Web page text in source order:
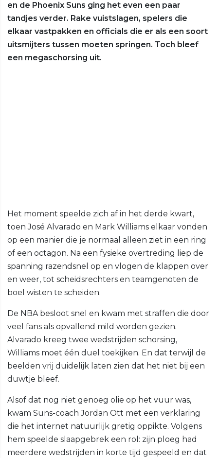
en de Phoenix Suns ging het even een paar
tandjes verder. Rake vuistslagen, spelers die
elkaar vastpakken en officials die er als een soort
uitsmijters tussen moeten springen. Toch bleef
een megaschorsing uit.
Het moment speelde zich af in het derde kwart,
toen José Alvarado en Mark Williams elkaar vonden
op een manier die je normaal alleen ziet in een ring
of een octagon. Na een fysieke overtreding liep de
spanning razendsnel op en vlogen de klappen over
en weer, tot scheidsrechters en teamgenoten de
boel wisten te scheiden.
De NBA besloot snel en kwam met straffen die door
veel fans als opvallend mild worden gezien.
Alvarado kreeg twee wedstrijden schorsing,
Williams moet één duel toekijken. En dat terwijl de
beelden vrij duidelijk laten zien dat het niet bij een
duwtje bleef.
Alsof dat nog niet genoeg olie op het vuur was,
kwam Suns-coach Jordan Ott met een verklaring
die het internet natuurlijk gretig oppikte. Volgens
hem speelde slaapgebrek een rol: zijn ploeg had
meerdere wedstrijden in korte tijd gespeeld en dat